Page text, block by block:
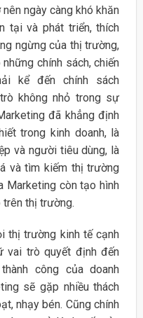
ngày càng khó khăn
tại và phát triển, thích
ngừng của thị trường,
chính sách, chiến
kể đến chính sách
không nhỏ trong sự
đã khẳng định
trong kinh doanh, là
và người tiêu dùng, là
và tìm kiếm thị trường
Marketing còn tạo hình
trên thị trường.
thị trường kinh tế cạnh
vai trò quyết định đến
công của doanh
sẽ gặp nhiều thách
nhạy bén. Cũng chính